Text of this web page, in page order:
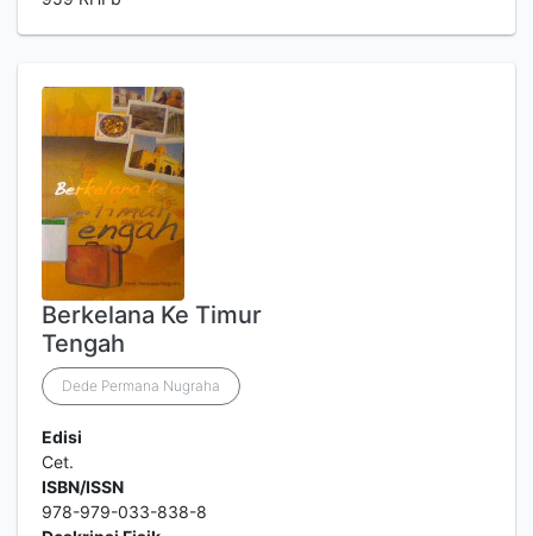
Berkelana Ke Timur
Tengah
Dede Permana Nugraha
Edisi
Cet.
ISBN/ISSN
978-979-033-838-8